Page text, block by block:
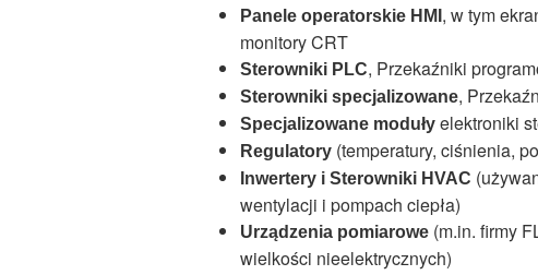
Panele operatorskie HMI , w tym
monitory CRT
Sterowniki PLC, Przekaźniki
Sterowniki specjalizowane,
Specjalizowane moduły elektroniki
Regulatory (temperatury, ciśnienia,
Inwertery i Sterowniki HVAC
wentylacji i pompach ciepła)
Urządzenia pomiarowe (m.in. firmy
wielkości nieelektrycznych)